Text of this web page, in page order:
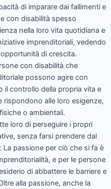
di imparare dai fallimenti e
con disabilità spesso
nella loro vita quotidiana e
imprenditoriali, vedendo
di crescita.
con disabilità che
possono agire con
il controllo della propria vita e
alle loro esigenze,
o ambientali.
loro di perseguire i propri
senza farsi prendere dal
La passione per ciò che si fa è
e per le persone
di abbattere le barriere e
alla passione, anche la